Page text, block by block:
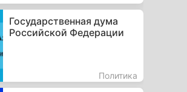
Государственная дума
Российской Федерации
Политика